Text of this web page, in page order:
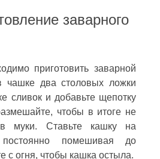
заварного
приготовить заварной
чашке два столовых ложки
сливок и добавьте щепотку
чтобы в итоге не
муки. Ставьте кашку на
помешивая до
с огня, чтобы кашка остыла.